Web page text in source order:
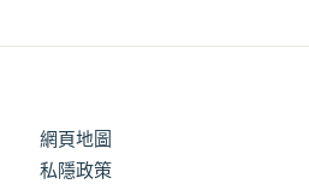
網頁地圖
私隱政策